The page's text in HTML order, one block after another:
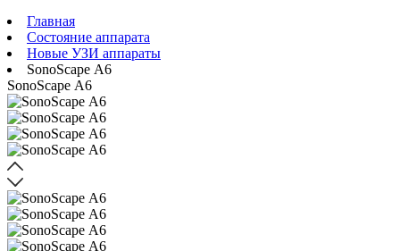
Главная
Состояние аппарата
Новые УЗИ аппараты
SonoScape А6
SonoScape А6